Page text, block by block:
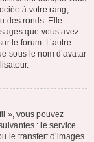
à votre rang,
des ronds. Elle
que vous avez
le forum. L’autre
sous le nom d’avatar
», vous pouvez
: le service
le transfert d’images